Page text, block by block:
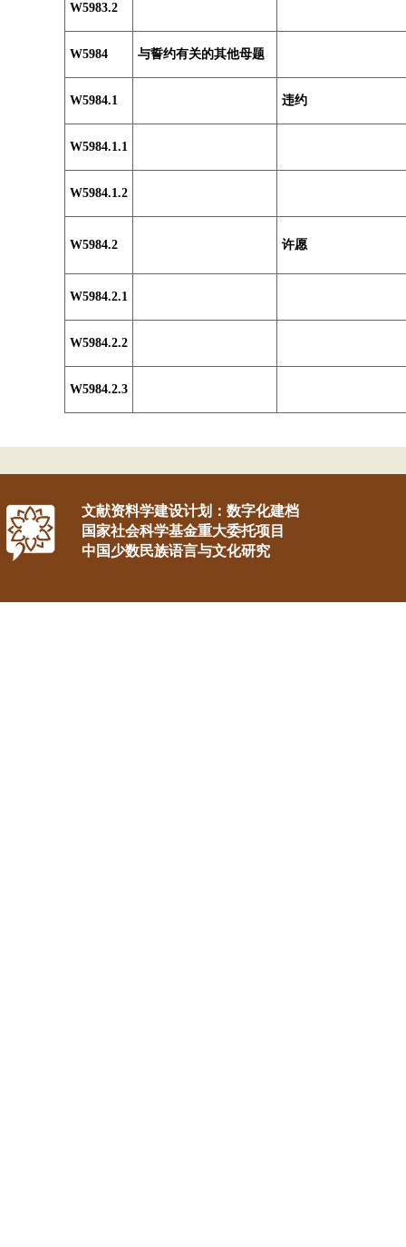
W5983.2
W5984 与誓约有关的其他母题
W5984.1 违约
W5984.1.1
W5984.1.2
W5984.2 许愿
W5984.2.1
W5984.2.2
W5984.2.3
文献资料学建设计划：数字化建档
国家社会科学基金重大委托项目
中国少数民族语言与文化研究